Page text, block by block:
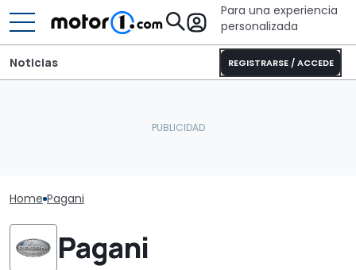
Para una experiencia
personalizada
REGISTRARSE / ACCEDE
Noticias
Home Pagani
Pagani